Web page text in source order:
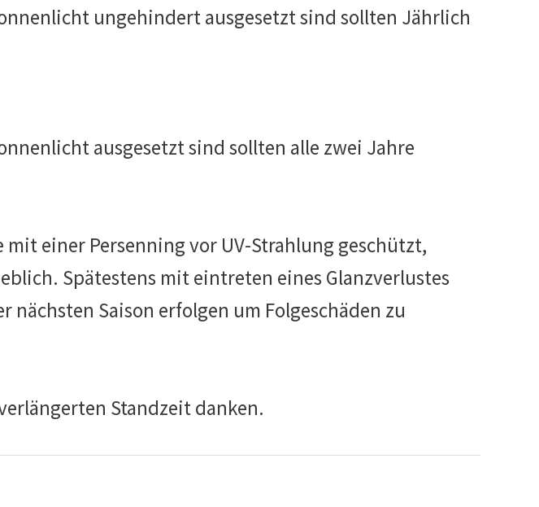
ungehindert ausgesetzt sind sollten Jährlich
ausgesetzt sind sollten alle zwei Jahre
einer Persenning vor UV-Strahlung geschützt,
Spätestens mit eintreten eines Glanzverlustes
Saison erfolgen um Folgeschäden zu
Standzeit danken.